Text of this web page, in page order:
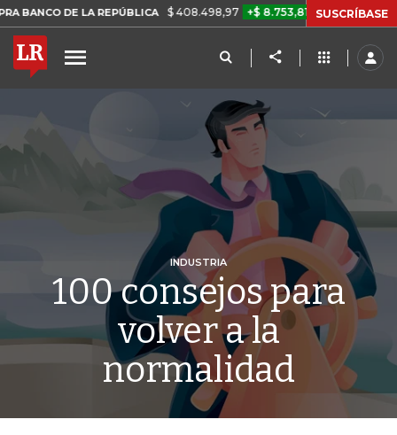
DE LA REPÚBLICA $ 408.498,97 +$ 8.753,81 +2,19% TASA DE
SUSCRÍBASE
INDUSTRIA
100 consejos para
volver a la
normalidad